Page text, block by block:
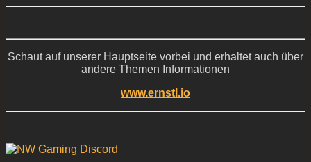
Schaut auf unserer Hauptseite vorbei und erhaltet auch über
andere Themen Informationen
www.ernstl.io